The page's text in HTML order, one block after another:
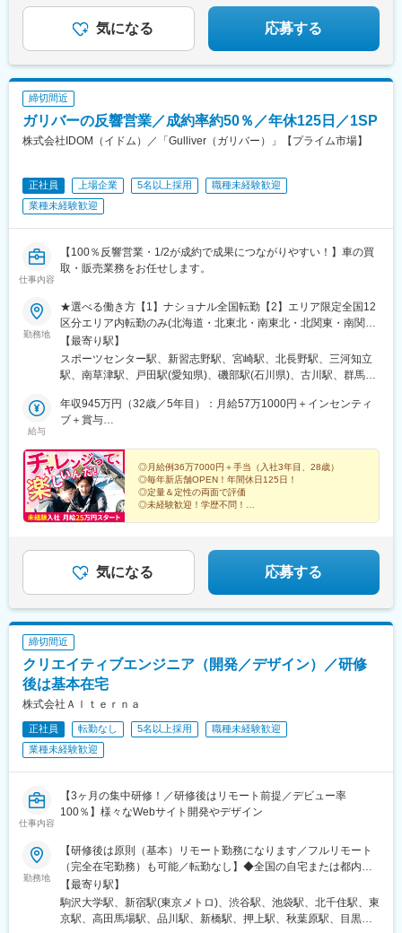
(東京都)、京成関屋駅、御徒町駅、大森海岸駅、銀座一丁目駅、茅
場町駅、馬喰町駅、東池袋駅、曳舟駅、西横浜駅、横浜駅、日本
大通り駅、馬車道駅、市川真間駅、鬼越駅、京成千葉駅、川越市
(地下鉄)、天満橋駅、北浜駅(大阪府)、なんば駅(南海線)、四ツ橋
駅、花田口駅、撮影所前駅、六地蔵駅(京阪線)、桃山御陵前駅、市
民広場駅、三宮・花時計前駅、板宿駅、新井口駅、香椎宮前駅、
城下駅(岡山県)、広電本社前駅、天満駅
栖駅、武雄温泉駅、宮崎駅、西都城駅、上塩屋駅、枕崎駅、国分
駅(鹿児島県)、香椎駅、今宿駅、次郎丸駅、茶山駅(福岡県)、赤嶺
駅、てだこ浦西駅、首里駅、中村公園駅、上飯田駅、浄心駅、覚
王山駅、高蔵寺駅、新静岡駅、柳川駅、日赤病院前駅、陸前高砂
駅、美栄橋駅、高崎駅、八王子駅、調布駅、西国分寺駅、狭山市
駅、青梅駅、阿佐ケ谷駅、水戸駅、男川駅、大須観音駅、名電山
中駅、鳴海駅、苅安賀駅、大垣駅、二十軒駅、四日市駅、津駅、
前後駅、三河豊田駅、牛田駅(愛知県)、岐南駅、浜松駅、北参道
駅、南方駅(大阪府)、米野駅、西鉄福岡駅、虎ノ門ヒルズ駅、高輪
日暮里駅、代官山駅、西早稲田駅、新宿御苑前駅、西太子堂駅、
桜田門駅、秋葉原駅、二重橋前駅、半蔵門駅、新日本橋駅、水道
橋駅、日比谷駅、青井駅、牛田駅(東京都)、上野広小路駅、蓮沼
駅、平和島駅、銀座駅、馬喰横山駅、宝町駅(東京都)、新中野駅、
大崎広小路駅、吉祥寺駅、池袋駅、赤羽岩淵駅、とうきょうスカ
イツリー駅、住吉駅(東京都)、祐天寺駅、国道駅、平沼橋駅、蒔田
駅、新杉田駅、センター北駅、宮前平駅、高島町駅、伊勢佐木長
線)、市川駅、千葉駅、西船橋駅、本川越駅、野江内代駅、海老江
駅、西長堀駅、谷町九丁目駅、ＪＲ難波駅、新深江駅、千林駅、
松虫駅、住吉東駅、今川駅(大阪府)、天下茶屋駅、今福鶴見駅、安
立町駅、出戸駅、中崎町駅、谷町四丁目駅、大阪天満宮駅、本町
駅、大阪難波駅、大小路駅、心斎橋駅、高槻市駅、千里中央駅(大
駅、南公園駅、摂津本山駅、湊川駅、神戸三宮駅(阪急・神戸高
速)、春日野道駅(阪急線)、新長田駅、中山観音駅、紀伊中ノ島
中央駅、西鉄香椎駅、金山駅(福岡県)、中村日赤駅、本山駅(愛知
県)、西川緑道公園駅、鷹野橋駅、京王八王子駅、布田駅、南阿佐
ケ谷駅、上前津駅、三河知立駅、新浜松駅、南新宿駅、新大阪
駅、名鉄名古屋駅、天神駅、旭橋駅、六本木一丁目駅、泉岳寺
駅、御成門駅、内幸町駅、赤坂見附駅、西日暮里駅(舎人ライナ
都)、京成関屋駅、御徒町駅、大森海岸駅、銀座一丁目駅、茅場町
駅、馬喰町駅、東池袋駅、曳舟駅、西横浜駅、横浜駅、日本大通
り駅、馬車道駅、市川真間駅、鬼越駅、京成千葉駅、川越市駅、
鉄)、天満橋駅、北浜駅(大阪府)、なんば駅(南海線)、四ツ橋駅、花
田口駅、撮影所前駅、六地蔵駅(京阪線)、桃山御陵前駅、市民広場
駅、三宮・花時計前駅、板宿駅、新井口駅、香椎宮前駅、城下駅
(岡山県)、広電本社前駅、第一通り駅
矢田駅(大阪府)、藤が丘駅(愛知県)、東福山駅、逢妻駅、六名駅、
山口駅(山口県)、宇和島駅、浦田駅(福岡県)、七尾駅、サンドーム
井駅、駒形駅、研究学園駅、下地駅、天竜川駅、二軒茶屋駅(鹿児
島県)、新前橋駅、南が丘駅、衣山駅、本川越駅、野々市駅(北陸鉄
道線)、東姫路駅、岡本駅(栃木県)、秋田駅、三日市駅、焼津駅、
越前開発駅、長府駅、小山駅、亀田駅、備前西市駅、帯広駅、日
泉中央駅、西那須野駅、北山形駅、安積永盛駅、郡山富田駅、西
川口駅、大元駅、八木崎駅、東葉勝田台駅、北大垣駅、太田駅(群
(北海道)、越前花堂駅、北上尾駅、中百舌鳥駅、萩原駅(福岡県)、
大和田駅(大阪府)、新豊田駅、西諫早駅、春日井駅(中央本線)、梶
駅、富士山駅、長浜駅、横手駅、東酒田駅、美濃川合駅、香春
駅、新栃木駅、加太駅(和歌山県)、羽犬塚駅、下北駅、玉造温泉
駅、川村駅、八代駅、今治駅、高山駅、新居浜駅、成田駅、出雲
市駅、新茂原駅、川間駅、櫛ケ浜駅、岩屋駅(兵庫県)、宇都宮駅、
伏石駅、今伊勢駅、城野駅(日豊本線)、宝永町駅、紀三井寺駅、筒
井駅(青森県)、太子堂駅、仙北町駅、狭山ケ丘駅、酒折駅、庭瀬
駅、蓮ケ池駅、御門台駅、西掛川駅、中野栄駅、大分駅、南福島
駅、羽後牛島駅、戸塚安行駅、四ツ小屋駅、明見橋駅、西大宮
駅、新石切駅、朝倉駅前駅、赤塚駅、美濃青柳駅、居能駅、運動
敦賀駅、川内駅(鹿児島県)、高茶屋駅、豊川駅、美園駅、古島駅、
卸町駅(宮城県)、八乙女駅、はなみずき通駅、勝田駅、新大宮駅、
福島学院前駅、門戸厄神駅、市民病院前駅(富山県)、多治見駅、絹
延橋駅、蟹江駅、竜田口駅、室見駅、八景水谷駅、岩塚駅、東新
潟駅、須賀川駅、関屋駅(新潟県)、中津駅(大分県)、武雄温泉駅、
潟駅、新栄町駅(福岡県)、八幡駅(福岡県)、春日原駅、白石駅(札幌
市営)、岐阜駅、西宮駅、郡山駅(福島県)、久留米高校前駅、沼津
駅、東金井駅、宮崎神宮駅、東刈谷駅、今井駅、中島駅(愛知県)、
鹿島神宮駅、新宮中央駅、電鉄黒部駅、次郎丸駅、長沼駅(静岡
県)、宇宿一丁目駅、萱町六丁目駅、野々市工大前駅、勝田台駅、
ひこね芹川駅、熊西駅、電鉄出雲市駅、灘駅、杁ケ池公園駅、広
電本社前駅、さくら夙川駅、南荒子駅、脇田駅、押野駅、春日野
道駅(阪神線)
気になる 応募する
締切間近
ガリバーの反響営業／成約率約50％／年休125日／1SP
株式会社IDOM（イドム）／「Gulliver（ガリバー）」【プライム市場】
正社員 上場企業 5名以上採用
職種未経験歓迎
業種未経験歓迎
仕事内容
【100％反響営業・1/2が成約で成果につながりやすい！】車の買
取・販売業務をお任せします。
勤務地
★選べる働き方【1】ナショナル全国転勤【2】エリア限定全国12
区分エリア内転勤のみ(北海道・北東北・南東北・北関東・南関
東、甲信・東海・北陸・近畿・関西、中国・四国・北九州・南九
州、沖縄)【3】都道府県限定都道府県内での転居異動社員※入社
後、ライフプランに合わせて変更も可能＼続々 新店舗オープン！
営店および事業所（将来的に海外勤務のチャンスもあり）★初期
配属は相談可能！※受動喫煙対策：有北海道東北（青森・岩手・宮
城・栃木・群馬）北陸・甲信越（富山・石川・福井・新潟・山
梨・長野）東海（愛知・静岡・岐阜・三重）関西（大阪・京都・
兵庫・滋賀・奈良・和歌山）中国（広島・岡山・鳥取・島根・山
口）四国（徳島・香川・愛媛・高知）九州（福岡・熊本・佐賀・
長崎・大分・宮崎・鹿児島・沖縄）※U・Iターン歓迎※マイカー通
【最寄り駅】
スポーツセンター駅、新習志野駅、宮崎駅、北長野駅、三河知立
駅、南草津駅、戸田駅(愛知県)、磯部駅(石川県)、古川駅、群馬総
県)、豊川駅(大阪府)、木更津駅、東新庄駅、鶴田駅、南永山駅、
国見駅(宮城県)、尾上の松駅、てだこ浦西駅、本八戸駅、清水駅
南駅、沼ノ端駅、平成駅、偕楽園駅、草津駅(滋賀県)、高見ノ里
駅、小針駅、橋本駅(福岡県)、笹木野駅、和歌山市駅、佐賀駅、西
若松駅、永山駅、小木津駅、土山駅、三島二日町駅、蛇田駅、附
属中学前駅、五井駅、原市駅、喜多山駅(愛知県)、新川駅(北海
道)、宮前駅、南富山駅、日宇駅、山形駅、西岐阜駅、三条駅(香川
矢田駅(大阪府)、藤が丘駅(愛知県)、東福山駅、逢妻駅、六名駅、
山口駅(山口県)、宇和島駅、浦田駅(福岡県)、七尾駅、サンドーム
井駅、駒形駅、研究学園駅、下地駅、天竜川駅、二軒茶屋駅(鹿児
島県)、新前橋駅、南が丘駅、衣山駅、本川越駅、野々市駅(北陸鉄
道線)、東姫路駅、岡本駅(栃木県)、秋田駅、三日市駅、焼津駅、
越前開発駅、長府駅、小山駅、亀田駅、備前西市駅、帯広駅、日
向庄内駅、旭ケ丘駅(宮崎県)、荒川沖駅、金上駅、高田駅(長崎
泉中央駅、西那須野駅、北山形駅、安積永盛駅、郡山富田駅、西
川口駅、大元駅、八木崎駅、東葉勝田台駅、北大垣駅、太田駅(群
(北海道)、越前花堂駅、北上尾駅、中百舌鳥駅、萩原駅(福岡県)、
大和田駅(大阪府)、新豊田駅、西諫早駅、春日井駅(中央本線)、梶
駅、富士山駅、長浜駅、横手駅、東酒田駅、美濃川合駅、香春
駅、新栃木駅、加太駅(和歌山県)、羽犬塚駅、下北駅、玉造温泉
駅、川村駅、八代駅、今治駅、高山駅、新居浜駅、成田駅、出雲
市駅、新茂原駅、川間駅、櫛ケ浜駅、岩屋駅(兵庫県)、宇都宮駅、
伏石駅、今伊勢駅、城野駅(日豊本線)、宝永町駅、紀三井寺駅、筒
井駅(青森県)、太子堂駅、仙北町駅、狭山ケ丘駅、酒折駅、庭瀬
給与
年収945万円（32歳／5年目）：月給57万1000円＋インセンティ
ブ＋賞与
ブ＋賞与
◎月給例36万7000円＋手当（入社3年目、28歳）
◎毎年新店舗OPEN！年間休日125日！
◎定量＆定性の両面で評価
◎未経験歓迎！学歴不問！
気になる 応募する
締切間近
クリエイティブエンジニア（開発／デザイン）／研修
後は基本在宅
株式会社Ａｌｔｅｒｎａ
正社員 転勤なし 5名以上採用
職種未経験歓迎
業種未経験歓迎
仕事内容
【3ヶ月の集中研修！／研修後はリモート前提／デビュー率
100％】様々なWebサイト開発やデザイン
勤務地
【研修後は原則（基本）リモート勤務になります／フルリモート
（完全在宅勤務）も可能／転勤なし】◆全国の自宅または都内の
プロジェクト先。※勤務地は希望を元に決定いたしますので、ご安
心ください。※研修期間3ヶ月中は下記本社オフィスに通勤してい
ただきます。【本社】◆住所：東京都世田谷区駒沢5-26-7 駒沢パ
【最寄り駅】
駒沢大学駅、新宿駅(東京メトロ)、渋谷駅、池袋駅、北千住駅、東
京駅、高田馬場駅、品川駅、新橋駅、押上駅、秋葉原駅、目黒